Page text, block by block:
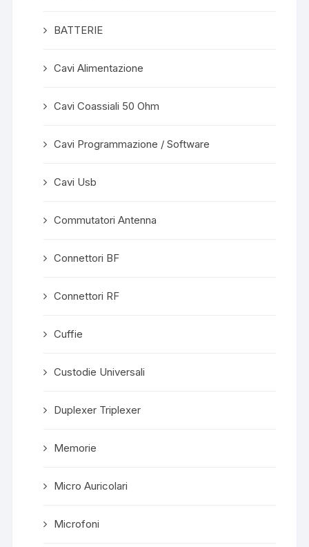
BATTERIE
Cavi Alimentazione
Cavi Coassiali 50 Ohm
Cavi Programmazione / Software
Cavi Usb
Commutatori Antenna
Connettori BF
Connettori RF
Cuffie
Custodie Universali
Duplexer Triplexer
Memorie
Micro Auricolari
Microfoni